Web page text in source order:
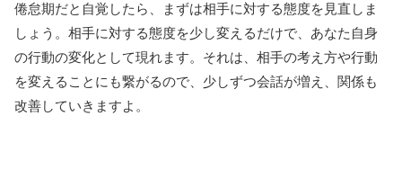
倦怠期だと自覚したら、まずは相手に対する態度を見直しま
しょう。相手に対する態度を少し変えるだけで、あなた自身
の行動の変化として現れます。それは、相手の考え方や行動
を変えることにも繋がるので、少しずつ会話が増え、関係も
改善していきますよ。